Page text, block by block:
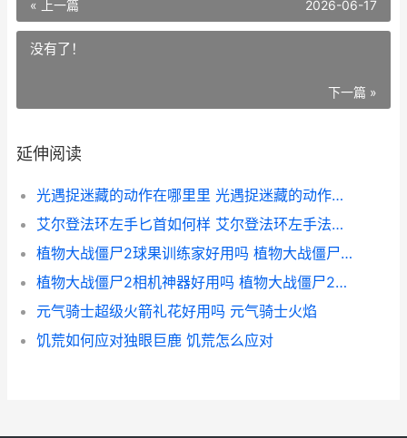
« 上一篇 2026-06-17
没有了！
下一篇 »
延伸阅读
光遇捉迷藏的动作在哪里里 光遇捉迷藏的动作在哪里
艾尔登法环左手匕首如何样 艾尔登法环左手法杖怎么放技能
植物大战僵尸2球果训练家好用吗 植物大战僵尸2老版本
植物大战僵尸2相机神器好用吗 植物大战僵尸2官网
元气骑士超级火箭礼花好用吗 元气骑士火焰
饥荒如何应对独眼巨鹿 饥荒怎么应对